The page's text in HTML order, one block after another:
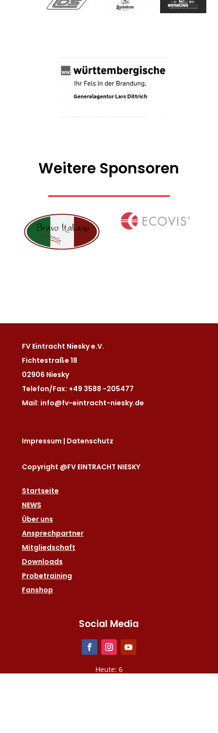
Weitere Sponsoren
FV Eintracht Niesky e.V.
Fichtestraße 18
02906 Niesky
Telefon/Fax: +49 3588 -205477
Mail: info@fv-eintracht-niesky.de
Impressum | Datenschutz
Copyright @FV EINTRACHT NIESKY
Startseite
NEWS
Über uns
Ansprechpartner
Mitgliedschaft
Downloads
Probetraining
Fanshop
Social Media
Heute: 6